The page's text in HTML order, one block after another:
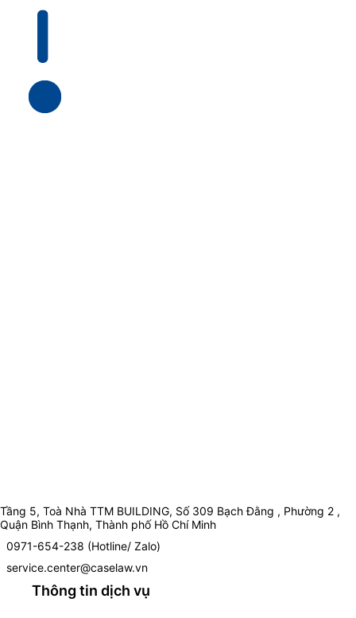
Tầng 5, Toà Nhà TTM BUILDING, Số 309 Bạch Đằng , Phường 2 ,
Quận Bình Thạnh, Thành phố Hồ Chí Minh
0971-654-238 (Hotline/ Zalo)
service.center@caselaw.vn
Thông tin dịch vụ